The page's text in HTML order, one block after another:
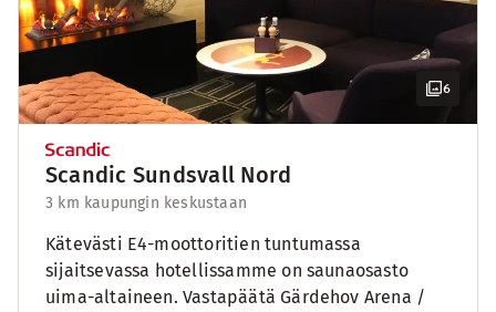
6
Scandic Sundsvall Nord
3 km kaupungin keskustaan
Kätevästi E4-moottoritien tuntumassa
sijaitsevassa hotellissamme on saunaosasto
uima-altaineen. Vastapäätä Gärdehov Arena /